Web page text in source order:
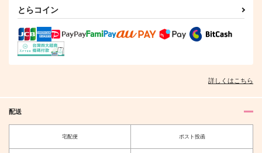
Last Summer
うさぎごや
600円 （税込）
清峰葉流火×要圭
作品詳細
とらコイン
詳しくはこちら
配送
宅配便 ポスト投函